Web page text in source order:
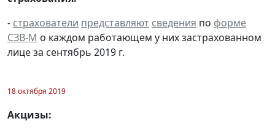
- страхователи представляют сведения по форме
СЗВ-М о каждом работающем у них застрахованном
лице за сентябрь 2019 г.
18 октября 2019
Акцизы: